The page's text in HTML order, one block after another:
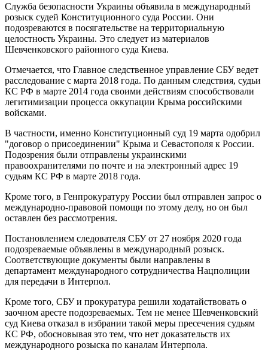
Служба безопасности Украины объявила в международный
розыск судей Конституционного суда России. Они
подозреваются в посягательстве на территориальную
целостность Украины. Это следует из материалов
Шевченковского районного суда Киева.
Отмечается, что Главное следственное управление СБУ ведет
расследование с марта 2018 года. По данным следствия, судьи
КС РФ в марте 2014 года своими действиям способствовали
легитимизации процесса оккупации Крыма российскими
войсками.
В частности, именно Конституционный суд 19 марта одобрил
"договор о присоединении" Крыма и Севастополя к России.
Подозрения были отправлены украинскими
правоохранителями по почте и на электронный адрес 19
судьям КС РФ в марте 2018 года.
Кроме того, в Генпрокуратуру России был отправлен запрос о
международно-правовой помощи по этому делу, но он был
оставлен без рассмотрения.
Постановлением следователя СБУ от 27 ноября 2020 года
подозреваемые объявлены в международный розыск.
Соответствующие документы были направлены в
департамент международного сотрудничества Нацполиции
для передачи в Интерпол.
Кроме того, СБУ и прокуратура решили ходатайствовать о
заочном аресте подозреваемых. Тем не менее Шевченковский
суд Киева отказал в избрании такой меры пресечения судьям
КС РФ, обосновывая это тем, что нет доказательств их
международного розыска по каналам Интерпола.